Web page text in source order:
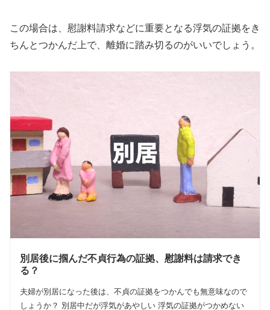
この場合は、慰謝料請求などに重要となる浮気の証拠をき
ちんとつかんだ上で、離婚に踏み切るのがいいでしょう。
別居後に掴んだ不貞行為の証拠、慰謝料は請求でき
る？
夫婦が別居になった後は、不貞の証拠をつかんでも無意味なので
しょうか？ 別居中だが浮気があやしい 浮気の証拠がつかめない